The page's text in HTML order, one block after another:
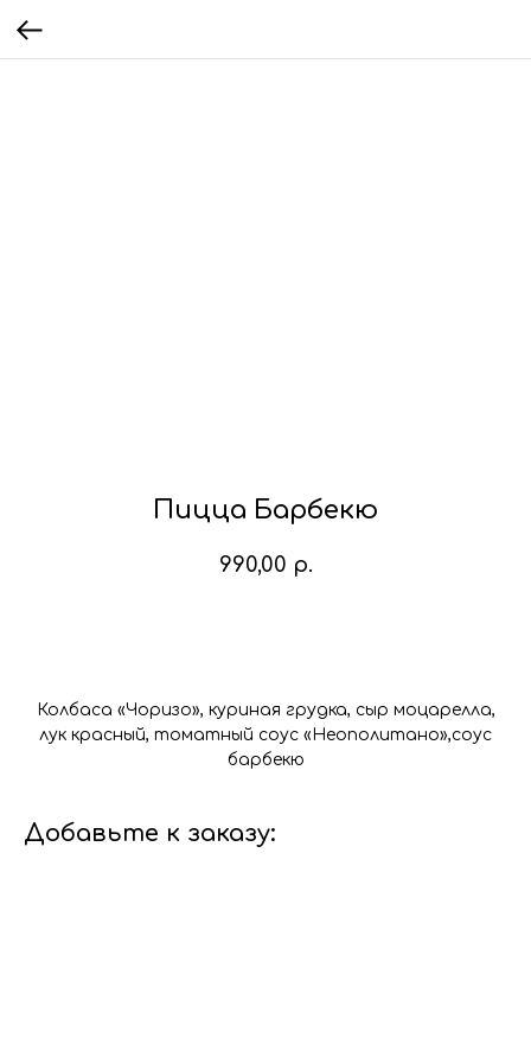
Пицца Барбекю
990,00 р.
Колбаса «Чоризо», куриная грудка, сыр моцарелла,
лук красный, томатный соус «Неополитано»,соус
барбекю
Добавьте к заказу: